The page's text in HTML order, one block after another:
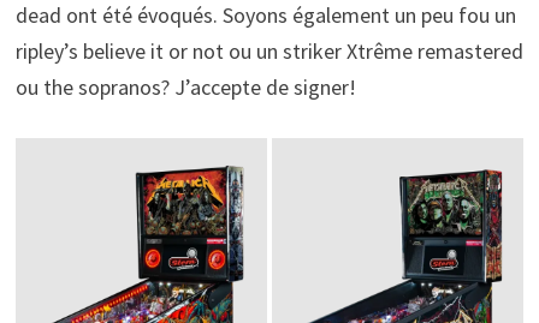
dead ont été évoqués. Soyons également un peu fou un
ripley’s believe it or not ou un striker Xtrême remastered
ou the sopranos? J’accepte de signer!